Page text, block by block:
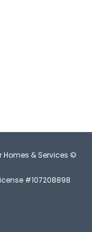
Homes & Services ©
#107208898